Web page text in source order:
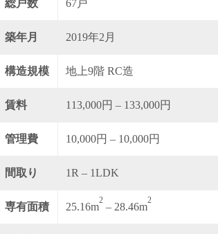
総戸数 67戸
築年月 2019年2月
構造規模 地上9階 RC造
賃料 113,000円 – 133,000円
管理費 10,000円 – 10,000円
間取り 1R – 1LDK
専有面積 25.16m
2
– 28.46m
2